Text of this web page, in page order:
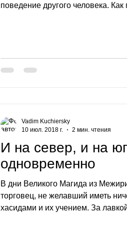
поведение другого человека. Как
И на север, и на
одновременно
В дни Великого Магида из
торговец, не желавший иметь
хасидами и их учением. За
Vadim Kuchiersky
10 июл. 2018 г.
2 мин. чтения